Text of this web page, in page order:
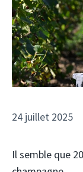
24 juillet 2025
Il semble que